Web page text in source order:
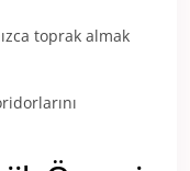
toprak almak